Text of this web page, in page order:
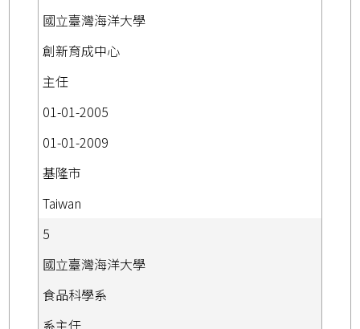
國立臺灣海洋大學
創新育成中心
主任
01-01-2005
01-01-2009
基隆市
Taiwan
5
國立臺灣海洋大學
食品科學系
系主任